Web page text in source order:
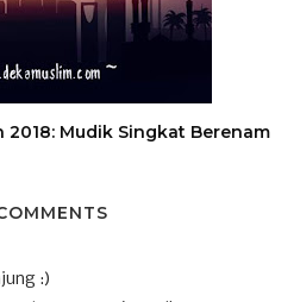
Mudik Singkat Berenam
:)